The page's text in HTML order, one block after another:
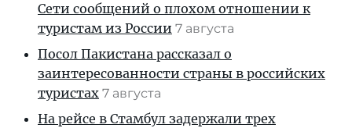
Сети сообщений о плохом отношении к
туристам из России 7 августа
Посол Пакистана рассказал о
заинтересованности страны в российских
туристах 7 августа
На рейсе в Стамбул задержали трех